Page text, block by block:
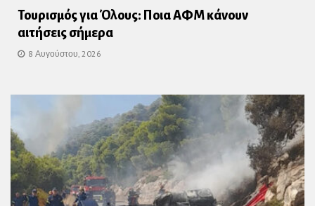
Τουρισμός για Όλους: Ποια ΑΦΜ κάνουν
αιτήσεις σήμερα
8 Αυγούστου, 2026